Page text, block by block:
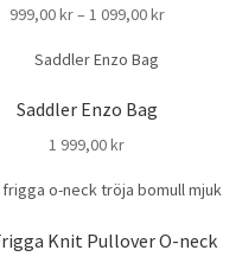
999,00kr– 1 099,00krPrisintervall:
Saddler Enzo Bag
1 999,00kr
Knit Pullover O-neck